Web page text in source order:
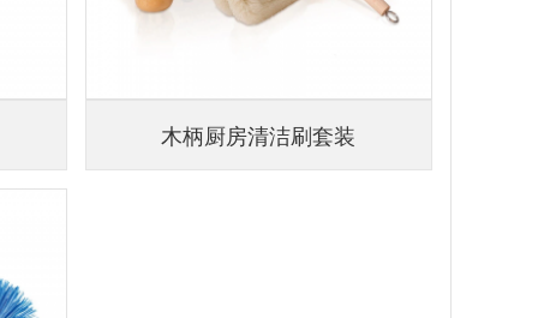
木柄厨房清洁刷套装